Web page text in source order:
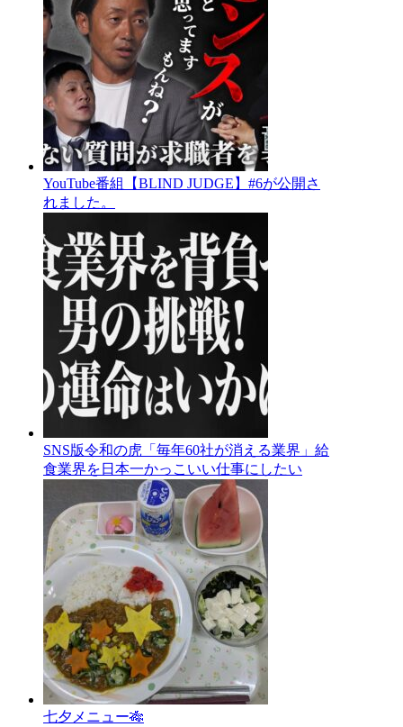
YouTube番組【BLIND JUDGE】#6が公開さ
れました。
SNS版令和の虎「毎年60社が消える業界」給
食業界を日本一かっこいい仕事にしたい
七夕メニュー🎋